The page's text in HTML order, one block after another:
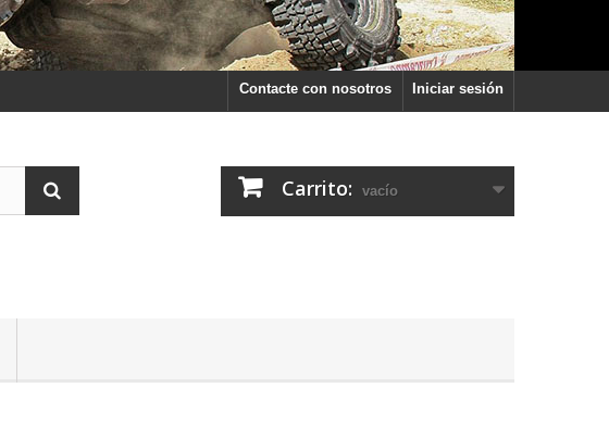
Iniciar sesión
Contacte con nosotros
Carrito: vacío